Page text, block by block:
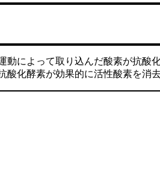
によって取り込んだ酸素が抗酸
化酵素が効果的に活性酸素を消